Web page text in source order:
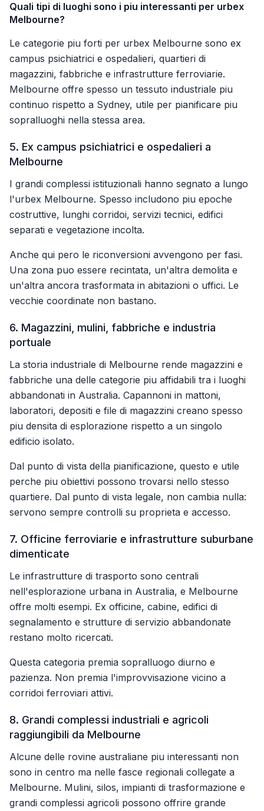
Quali tipi di luoghi sono i piu interessanti per urbex
Melbourne?
Le categorie piu forti per urbex Melbourne sono ex
campus psichiatrici e ospedalieri, quartieri di
magazzini, fabbriche e infrastrutture ferroviarie.
Melbourne offre spesso un tessuto industriale piu
continuo rispetto a Sydney, utile per pianificare piu
sopralluoghi nella stessa area.
5. Ex campus psichiatrici e ospedalieri a
Melbourne
I grandi complessi istituzionali hanno segnato a lungo
l'urbex Melbourne. Spesso includono piu epoche
costruttive, lunghi corridoi, servizi tecnici, edifici
separati e vegetazione incolta.
Anche qui pero le riconversioni avvengono per fasi.
Una zona puo essere recintata, un'altra demolita e
un'altra ancora trasformata in abitazioni o uffici. Le
vecchie coordinate non bastano.
6. Magazzini, mulini, fabbriche e industria
portuale
La storia industriale di Melbourne rende magazzini e
fabbriche una delle categorie piu affidabili tra i luoghi
abbandonati in Australia. Capannoni in mattoni,
laboratori, depositi e file di magazzini creano spesso
piu densita di esplorazione rispetto a un singolo
edificio isolato.
Dal punto di vista della pianificazione, questo e utile
perche piu obiettivi possono trovarsi nello stesso
quartiere. Dal punto di vista legale, non cambia nulla:
servono sempre controlli su proprieta e accesso.
7. Officine ferroviarie e infrastrutture suburbane
dimenticate
Le infrastrutture di trasporto sono centrali
nell'esplorazione urbana in Australia, e Melbourne
offre molti esempi. Ex officine, cabine, edifici di
segnalamento e strutture di servizio abbandonate
restano molto ricercati.
Questa categoria premia sopralluogo diurno e
pazienza. Non premia l'improvvisazione vicino a
corridoi ferroviari attivi.
8. Grandi complessi industriali e agricoli
raggiungibili da Melbourne
Alcune delle rovine australiane piu interessanti non
sono in centro ma nelle fasce regionali collegate a
Melbourne. Mulini, silos, impianti di trasformazione e
grandi complessi agricoli possono offrire grande